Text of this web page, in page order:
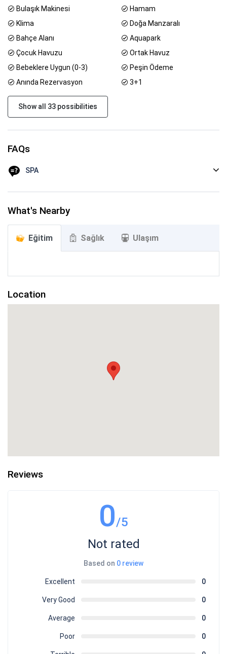
Bulaşık Makinesi
Hamam
Klima
Doğa Manzaralı
Bahçe Alanı
Aquapark
Çocuk Havuzu
Ortak Havuz
Bebeklere Uygun (0-3)
Peşin Ödeme
Anında Rezervasyon
3+1
Show all 33 possibilities
FAQs
SPA
Ücretsiz Hamam Sauna imkanı, istenirse ücretli masajlar
What's Nearby
Eğitim Sağlık Ulaşım
Location
Reviews
0/5
Not rated
Based on 0 review
Excellent 0
Very Good 0
Average 0
Poor 0